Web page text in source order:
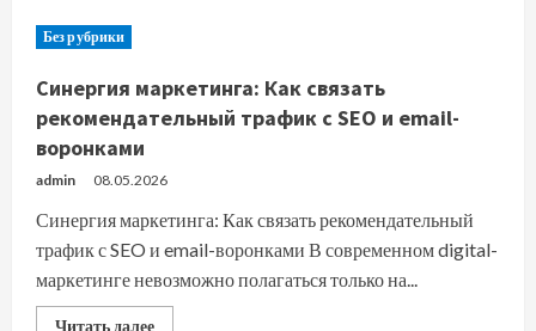
между
SEO
и
разных
Без рубрики
Синергия маркетинга: Как связать
рекомендательный трафик с SEO и email-
воронками
admin 08.05.2026
Синергия маркетинга: Как связать рекомендательный
трафик с SEO и email-воронками В современном digital-
маркетинге невозможно полагаться только на...
Читать далееПрочитать